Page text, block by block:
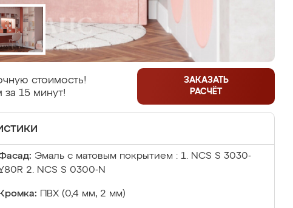
стоимость!
15 минут!
ЗАКАЗАТЬ
РАСЧЁТ
Эмаль с матовым покрытием : 1. NCS S 3030-
2. NCS S 0300-N
Кромка: ПВХ (0,4 мм, 2 мм)